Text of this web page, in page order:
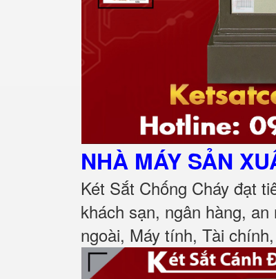
NHÀ MÁY SẢN
Két Sắt Chống Cháy đạt
khách sạn, ngân hàng,
ngoài, Máy tính, Tài